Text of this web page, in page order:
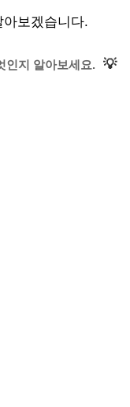
보겠습니다.
인지 알아보세요. 💡